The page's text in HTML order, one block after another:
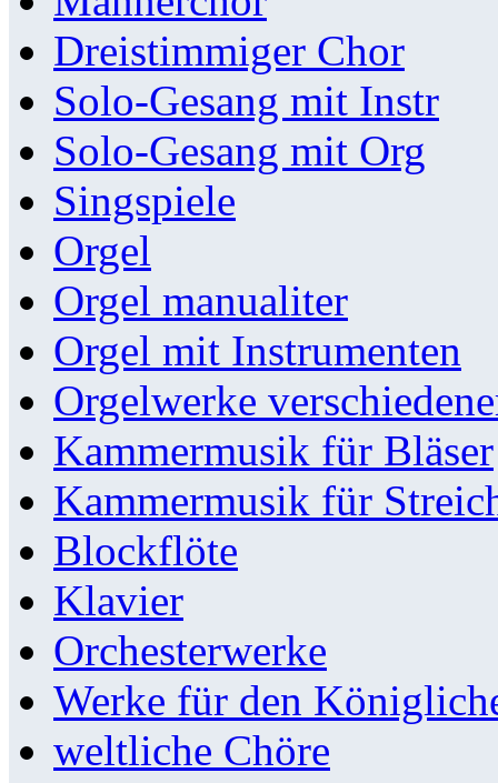
Dreistimmiger Chor
Solo-Gesang mit Instr
Solo-Gesang mit Org
Singspiele
Orgel
Orgel manualiter
Orgel mit Instrumenten
Orgelwerke
Kammermusik für Bläser
Kammermusik für
Blockflöte
Klavier
Orchesterwerke
Werke für den
weltliche Chöre